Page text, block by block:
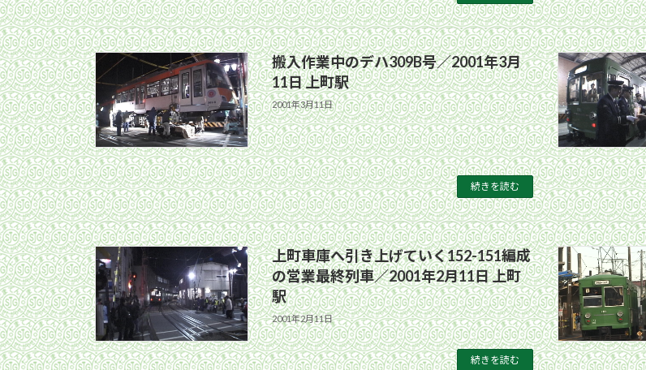
搬入作業中のデハ309B号／2001年3月
11日 上町駅
2001年3月11日
続きを読む
上町車庫へ引き上げていく152-151編成
の営業最終列車／2001年2月11日 上町
駅
2001年2月11日
続きを読む